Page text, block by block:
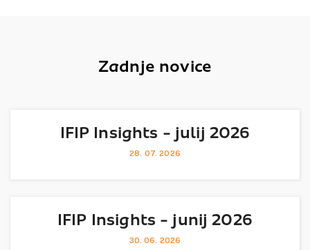
Zadnje novice
IFIP Insights - julij 2026
28. 07. 2026
IFIP Insights - junij 2026
30. 06. 2026